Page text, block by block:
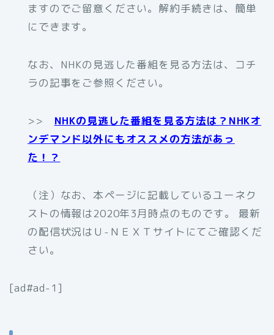
ますのでご留意ください。解約手続きは、簡単
にできます。
なお、NHKの見逃した番組を見る方法は、コチ
ラの記事をご参照ください。
>> NHKの見逃した番組を見る方法は？NHKオ
ンデマンド以外にもオススメの方法があっ
た！？
（注）なお、本ページに記載しているユーネク
ストの情報は2020年3月時点のものです。 最新
の配信状況はＵ-ＮＥＸＴサイトにてご確認くだ
さい。
[ad#ad-1]